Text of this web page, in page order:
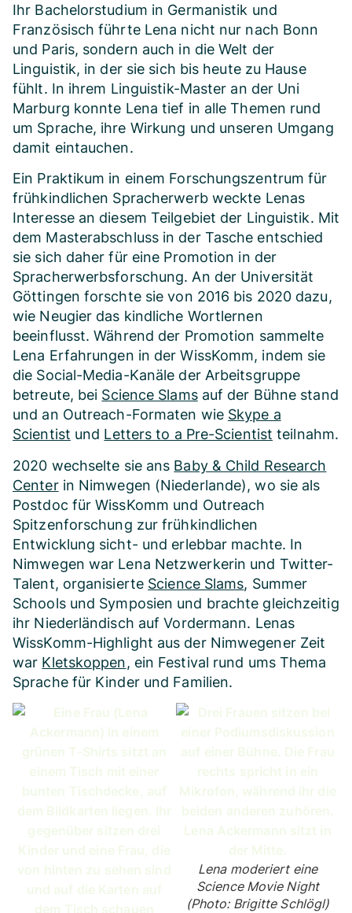
Ihr Bachelorstudium in Germanistik und
Französisch führte Lena nicht nur nach Bonn
und Paris, sondern auch in die Welt der
Linguistik, in der sie sich bis heute zu Hause
fühlt. In ihrem Linguistik-Master an der Uni
Marburg konnte Lena tief in alle Themen rund
um Sprache, ihre Wirkung und unseren Umgang
damit eintauchen.
Ein Praktikum in einem Forschungszentrum für
frühkindlichen Spracherwerb weckte Lenas
Interesse an diesem Teilgebiet der Linguistik. Mit
dem Masterabschluss in der Tasche entschied
sie sich daher für eine Promotion in der
Spracherwerbsforschung. An der Universität
Göttingen forschte sie von 2016 bis 2020 dazu,
wie Neugier das kindliche Wortlernen
beeinflusst. Während der Promotion sammelte
Lena Erfahrungen in der WissKomm, indem sie
die Social-Media-Kanäle der Arbeitsgruppe
betreute, bei Science Slamsauf der Bühne stand
und an Outreach-Formaten wie Skype a
Scientist und Letters to a Pre-Scientist teilnahm.
2020 wechselte sie ans Baby & Child Research
Centerin Nimwegen (Niederlande), wo sie als
Postdoc für WissKomm und Outreach
Spitzenforschung zur frühkindlichen
Entwicklung sicht- und erlebbar machte. In
Nimwegen war Lena Netzwerkerin und Twitter-
Talent, organisierte Science Slams, Summer
Schools und Symposien und brachte gleichzeitig
ihr Niederländisch auf Vordermann. Lenas
WissKomm-Highlight aus der Nimwegener Zeit
war Kletskoppen, ein Festival rund ums Thema
Sprache für Kinder und Familien.
Lena moderiert eine
Science Movie Night
(Photo: Brigitte Schlögl)